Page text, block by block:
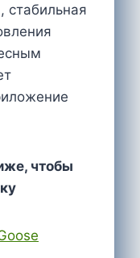
стабильная
чтобы